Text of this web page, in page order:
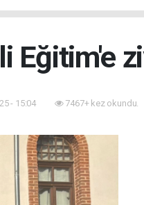
Eğitim'e
- 15:04 7467+ kez okundu.